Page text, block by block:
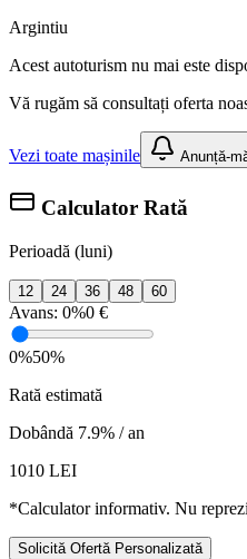
Argintiu
Acest autoturism nu mai este
Vă rugăm să consultați oferta
Vezi toate mașinile Anunță-
Calculator Rată
Perioadă (luni)
12 24 36 48 60
Avans: 0%0 €
0%50%
Rată estimată
Dobândă 7.9% / an
1010 LEI
*Calculator informativ. Nu
Solicită Ofertă Personalizată